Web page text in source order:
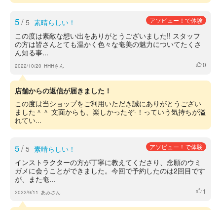
5/ 5 素晴らしい！ アソビュー！で体験
この度は素敵な想い出をありがとうございました!! スタッフ
の方は皆さんとても温かく色々な奄美の魅力についてたくさ
ん知る事...
2022/10/20 HHHさん いいね
0
店舗からの返信が届きました！
この度は当ショップをご利用いただき誠にありがとうござい
ました＾＾ 文面からも、楽しかったぞ-！っていう気持ちが溢
れてい...
5/ 5 素晴らしい！ アソビュー！で体験
インストラクターの方が丁寧に教えてくださり、念願のウミ
ガメに会うことができました。今回で予約したのは2回目です
が、また奄...
2022/9/11 あみさん いいね
1